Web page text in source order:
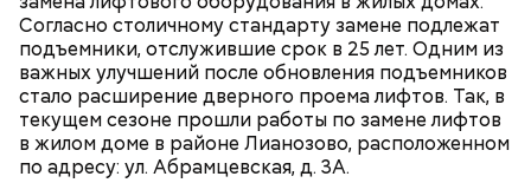
Согласно столичному стандарту замене подлежат
подъемники, отслужившие срок в 25 лет. Одним из
важных улучшений после обновления подъемников
стало расширение дверного проема лифтов. Так, в
текущем сезоне прошли работы по замене лифтов
в жилом доме в районе Лианозово, расположенном
по адресу: ул. Абрамцевская, д. 3А.
подъездах. Девятиэтажный дом на улице
Абрамцевская был возведен в 1977 году по
проекту типовой серии. Здание простой формы в
плане. Фасады имеют простую пластику,
декоративные элементы отсутствуют. На фасадах
расположены вертикальные ряды лоджий.